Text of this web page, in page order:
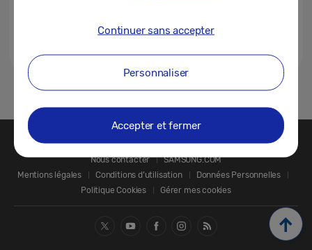
1
Nous contacter
SAMSUNG.COM
Mentions légales
Conditions d’utilisation
Données Personnelles
Politique Cookies
Gérer mes cookies
Continuer sans accepter
Personnaliser
Accepter et fermer